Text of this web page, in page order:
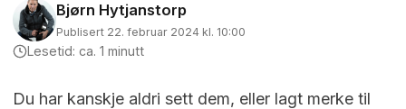
Bjørn Hytjanstorp
Publisert 22. februar 2024 kl. 10:00
Lesetid: ca. 1 minutt
Du har kanskje aldri sett dem, eller lagt merke til